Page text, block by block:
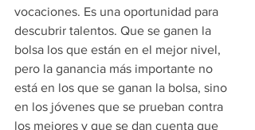
vocaciones. Es una oportunidad para
descubrir talentos. Que se ganen la
bolsa los que están en el mejor nivel,
pero la ganancia más importante no
está en los que se ganan la bolsa, sino
en los jóvenes que se prueban contra
los mejores y que se dan cuenta que